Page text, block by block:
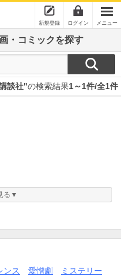
新規登録 ログイン メニュー
・コミックを探す
談社"の検索結果1～1件/全1件
る▼
ンス 愛憎劇
ミステリー